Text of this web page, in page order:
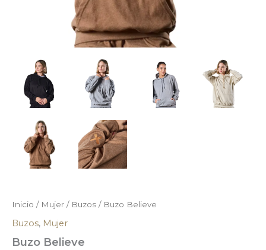
Inicio / Mujer / Buzos / Buzo Believe
Buzos, Mujer
Buzo Believe